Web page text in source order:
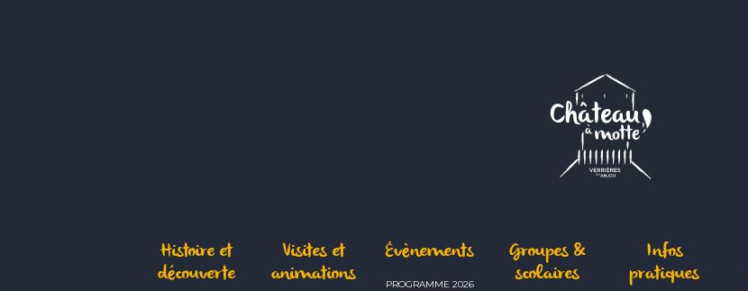
Histoire et
découverte
Visites et
animations
Évènements
PROGRAMME 2026
Groupes &
scolaires
Infos
pratiques